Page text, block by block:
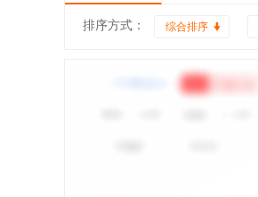
排序方式： 综合排序